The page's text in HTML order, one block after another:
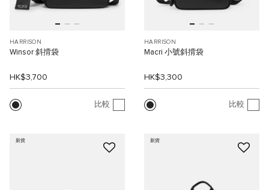
HARRISON
Winsor 斜揹袋
HK$3,700
比較
HARRISON
Macri 小號斜揹袋
HK$3,300
比較
新貨 新貨